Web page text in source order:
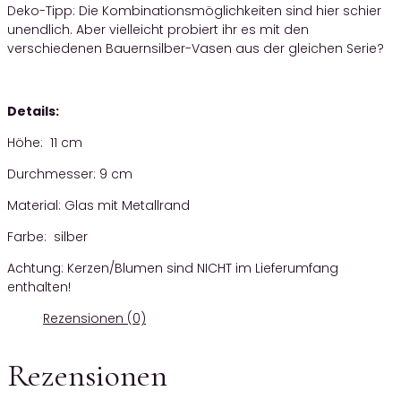
Deko-Tipp: Die Kombinationsmöglichkeiten sind hier schier
unendlich. Aber vielleicht probiert ihr es mit den
verschiedenen Bauernsilber-Vasen aus der gleichen Serie?
Details:
Höhe: 11 cm
Durchmesser: 9 cm
Material: Glas mit Metallrand
Farbe: silber
Achtung: Kerzen/Blumen sind NICHT im Lieferumfang
enthalten!
Rezensionen (0)
Rezensionen